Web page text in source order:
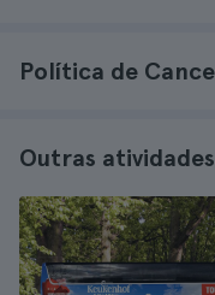
Política de
Outras